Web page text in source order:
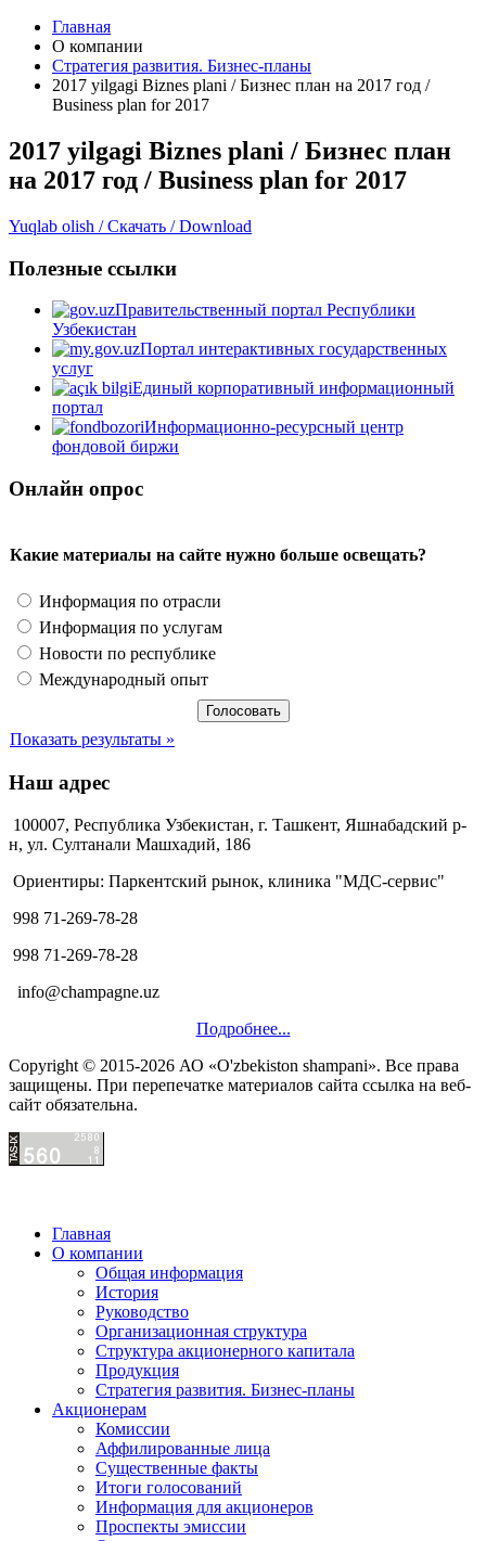
Главная
О компании
Стратегия развития. Бизнес-планы
2017 yilgagi Biznes plani / Бизнес план на 2017 год /
Business plan for 2017
2017 yilgagi Biznes plani / Бизнес план
на 2017 год / Business plan for 2017
Yuqlab olish / Скачать / Download
Полезные ссылки
Правительственный портал Республики
Узбекистан
Портал интерактивных государственных
услуг
Единый корпоративный информационный
портал
Информационно-ресурсный центр
фондовой биржи
Онлайн опрос
Какие материалы на сайте нужно больше освещать?
Информация по отрасли
Информация по услугам
Новости по республике
Международный опыт
Показать результаты »
Наш адрес
100007, Республика Узбекистан, г. Ташкент, Яшнабадский р-
н, ул. Султанали Машхадий, 186
Ориентиры: Паркентский рынок, клиника "МДС-сервис"
998 71-269-78-28
998 71-269-78-28
info@champagne.uz
Подробнее...
Copyright © 2015-2026 АО «O'zbekiston shampani». Все права
защищены. При перепечатке материалов сайта ссылка на веб-
сайт обязательна.
Главная
О компании
Общая информация
История
Руководство
Организационная структура
Структура акционерного капитала
Продукция
Стратегия развития. Бизнес-планы
Акционерам
Комиссии
Аффилированные лица
Существенные факты
Итоги голосований
Информация для акционеров
Проспекты эмиссии